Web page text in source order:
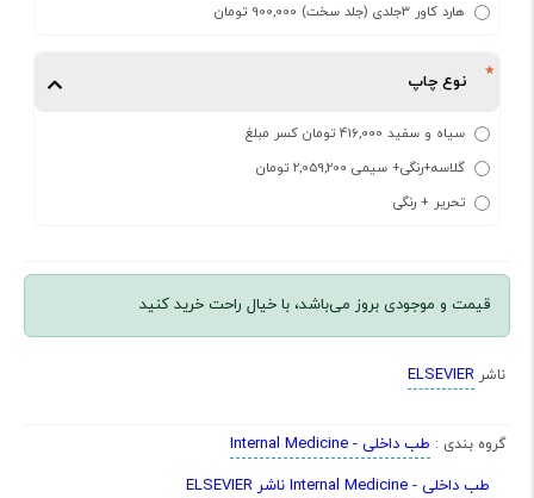
هارد کاور 3جلدی (جلد سخت) 900,000 تومان
نوع چاپ
سیاه و سفید 416,000 تومان کسر مبلغ
گلاسه+رنگی+ سیمی 2,059,200 تومان
تحریر + رنگی
قیمت و موجودی بروز می‌باشد، با خیال راحت خرید کنید
ناشر ELSEVIER
گروه بندی : طب داخلی - Internal Medicine
طب داخلی - Internal Medicine ناشر ELSEVIER